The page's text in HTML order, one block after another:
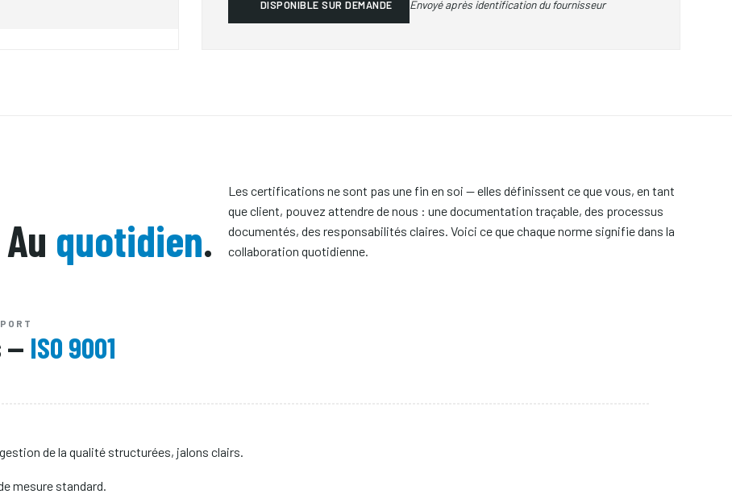
DISPONIBLE SUR DEMANDE Envoyé après identification du fournisseur
quotidien.
Les certifications ne sont pas une fin en soi — elles définissent ce que vous, en tant
que client, pouvez attendre de nous : une documentation traçable, des processus
documentés, des responsabilités claires. Voici ce que chaque norme signifie dans la
collaboration quotidienne.
— ISO 9001
de la qualité structurées, jalons clairs.
mesure standard.